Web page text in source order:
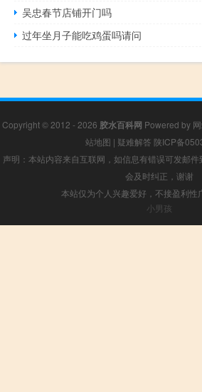
吴忠春节店铺开门吗
过年坐月子能吃鸡蛋吗请问
Copyright © 2012 - 2026 胶水百科网 Powered by
站地图 | 疑难解答 陕ICP备
声明：本站内容来自互联网，如信息有错误可发邮
会及时纠正，谢谢
本站仅为个人兴趣爱好，不接盈利性
小男孩